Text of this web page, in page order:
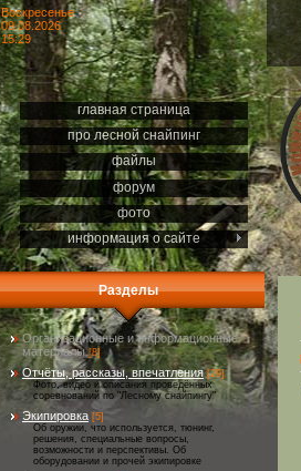
Воскресенье
09.08.2026
15:29
главная страница
про лесной снайпинг
файлы
форум
фото
информация о сайте
Разделы
Организационные и информационные
материалы [8]
Отчёты, рассказы, впечатления [29]
Фото, видео и описания проведённых
соревнований по "Лесному снайпингу"
Экипировка [5]
Об оружии, что используется, тюнинг,
решения, специальные вопросы,
возможности и перспективы. Об
оборудовании и прочей экипировке